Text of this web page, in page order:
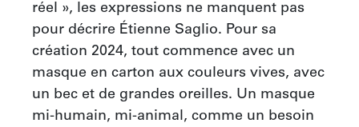
réel », les expressions ne manquent pas
pour décrire Étienne Saglio. Pour sa
création 2024, tout commence avec un
masque en carton aux couleurs vives, avec
un bec et de grandes oreilles. Un masque
mi-humain, mi-animal, comme un besoin